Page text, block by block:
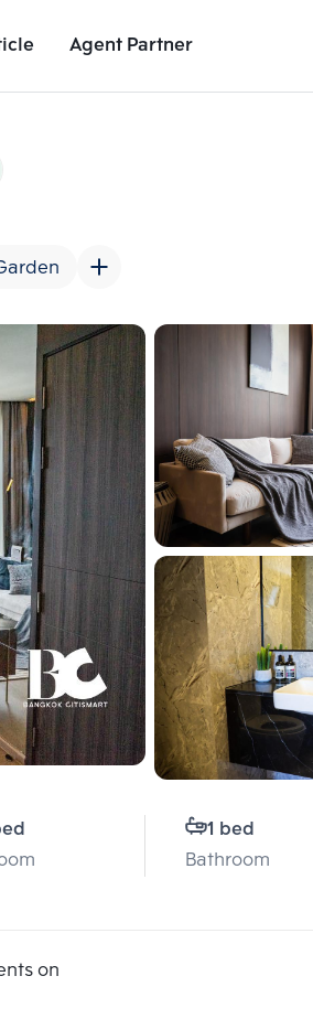
Agent Partner
Unit Details
1 bed
Bathroom
on
units
Number 2